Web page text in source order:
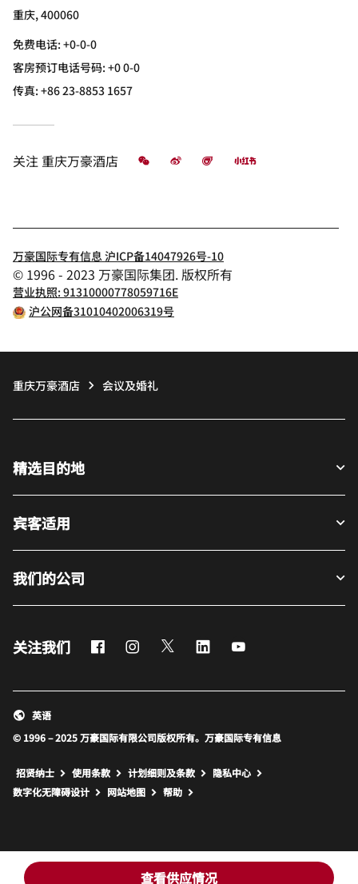
查看供应情况
重庆, 400060
免费电话:+0-0-0
客房预订电话号码: +0 0-0
传真:+86 23-8853 1657
关注 重庆万豪酒店 微信 微博 飞猪 小红书
万豪国际专有信息 沪ICP备14047926号-10
© 1996 - 2023 万豪国际集团. 版权所有
营业执照: 91310000778059716E
沪公网备31010402006319号
重庆万豪酒店 会议及婚礼
精选目的地
宾客适用
我们的公司
关注我们 FacebookInstagram
Twitter LinkedIn
© 1996 – 2025 万豪国际有限公司版权所有。万豪国际专有信息
英语
招贤纳士 使用条款 计划细则及条款
隐私中心
数字化无障碍设计
网站地图 打开新窗口
帮助